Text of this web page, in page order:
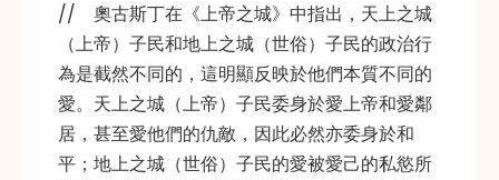
// 奧古斯丁在《上帝之城》中指出，天上之城
（上帝）子民和地上之城（世俗）子民的政治行
為是截然不同的，這明顯反映於他們本質不同的
愛。天上之城（上帝）子民委身於愛上帝和愛鄰
居，甚至愛他們的仇敵，因此必然亦委身於和
平；地上之城（世俗）子民的愛被愛己的私慾所